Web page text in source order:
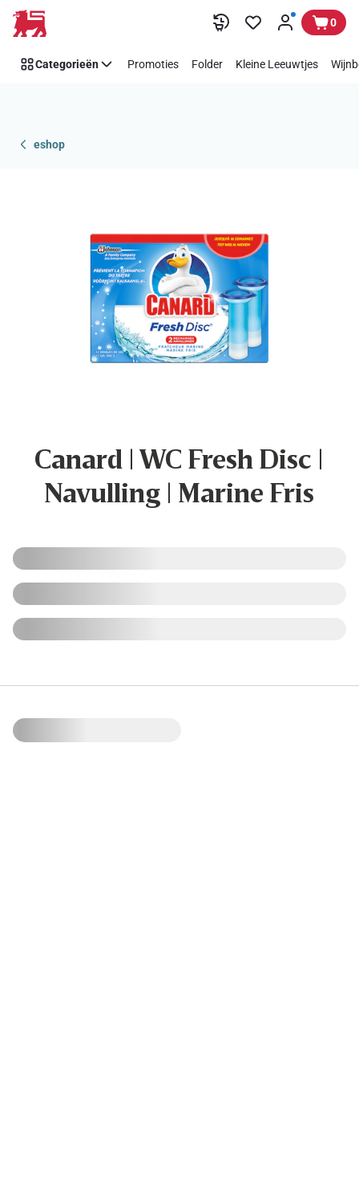
Overslaan 0
Categorieën Promoties Folder Kleine Leeuwtjes
eshop
Canard | WC Fresh Disc |
Navulling | Marine Fris